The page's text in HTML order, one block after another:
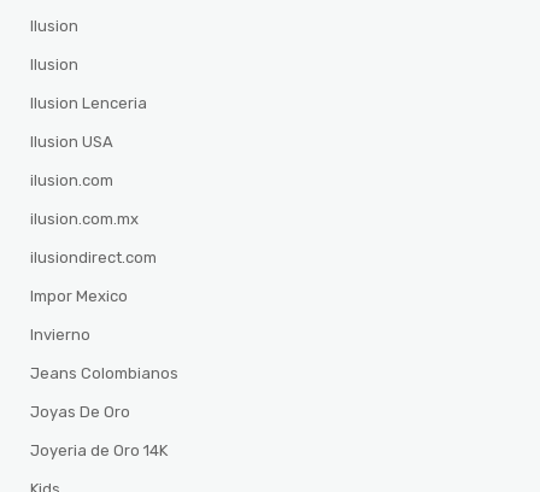
Ilusion
Ilusion
Ilusion Lenceria
Ilusion USA
ilusion.com
ilusion.com.mx
ilusiondirect.com
Impor Mexico
Invierno
Jeans Colombianos
Joyas De Oro
Joyeria de Oro 14K